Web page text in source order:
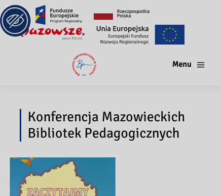
Menu
Konferencja Mazowieckich
Bibliotek Pedagogicznych